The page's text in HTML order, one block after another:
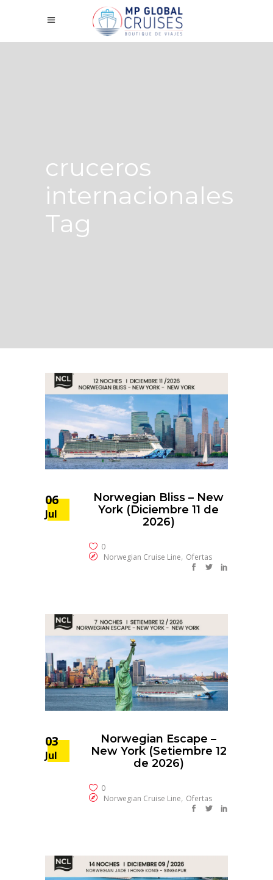
cruceros
internacionales
Tag
06
Jul
Norwegian Bliss – New
York (Diciembre 11 de
2026)
0
Norwegian Cruise Line, Ofertas
03
Jul
Norwegian Escape –
New York (Setiembre 12
de 2026)
0
Norwegian Cruise Line, Ofertas